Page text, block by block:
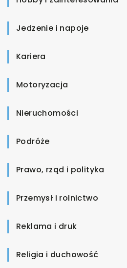
Jedzenie i napoje
Kariera
Motoryzacja
Nieruchomości
Podróże
Prawo, rząd i polityka
Przemysł i rolnictwo
Reklama i druk
Religia i duchowość